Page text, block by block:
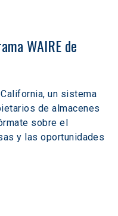
WAIRE de
un sistema
de almacenes
sobre el
y las oportunidades